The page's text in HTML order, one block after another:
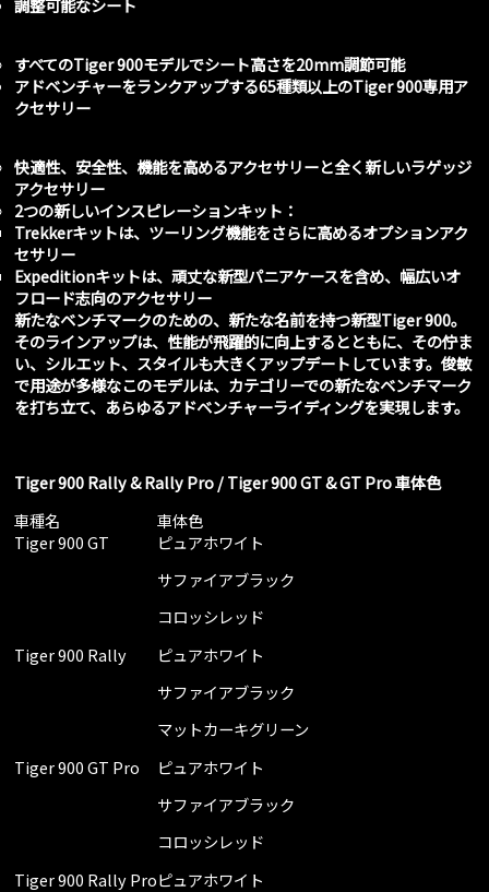
すべてのTiger 900モデルでシート高さを20mm調節可能
アドベンチャーをランクアップする65種類以上のTiger 900専用ア
クセサリー
快適性、安全性、機能を高めるアクセサリーと全く新しいラゲッジ
アクセサリー
2つの新しいインスピレーションキット：
Trekkerキットは、ツーリング機能をさらに高めるオプションアク
セサリー
Expeditionキットは、頑丈な新型パニアケースを含め、幅広いオ
フロード志向のアクセサリー
新たなベンチマークのための、新たな名前を持つ新型Tiger 900。
そのラインアップは、性能が飛躍的に向上するとともに、その佇ま
い、シルエット、スタイルも大きくアップデートしています。俊敏
で用途が多様なこのモデルは、カテゴリーでの新たなベンチマーク
を打ち立て、あらゆるアドベンチャーライディングを実現します。
Tiger 900 Rally & Rally Pro / Tiger 900 GT & GT Pro 車体色
⾞種名
⾞体⾊
Tiger 900 GT
ピュアホワイト
サファイアブラック
コロッシレッド
Tiger 900 Rally
ピュアホワイト
サファイアブラック
マットカーキグリーン
Tiger 900 GT Pro
ピュアホワイト
サファイアブラック
コロッシレッド
Tiger 900 Rally Proピュアホワイト